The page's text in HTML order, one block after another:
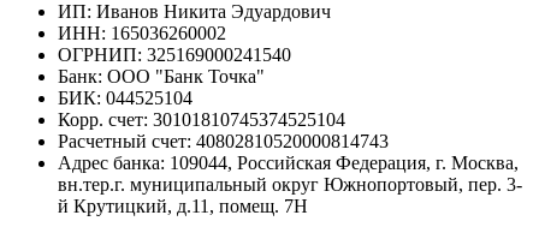
ИП: Иванов Никита Эдуардович
ИНН: 165036260002
ОГРНИП: 325169000241540
Банк: ООО "Банк Точка"
БИК: 044525104
Корр. счет: 30101810745374525104
Расчетный счет: 40802810520000814743
Адрес банка: 109044, Российская Федерация, г. Москва,
вн.тер.г. муниципальный округ Южнопортовый, пер. 3-
й Крутицкий, д.11, помещ. 7Н